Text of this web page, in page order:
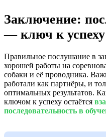
Заключение:
— ключ к успеху
Правильное послушание в
хорошей работы на
собаки и её проводника.
работали как партнёры, и
оптимальных результатов.
ключом к успеху остаётся
последовательность в